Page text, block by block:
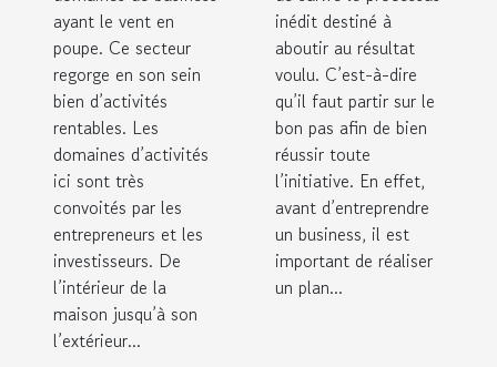
ayant le vent en
poupe. Ce secteur
regorge en son sein
bien d’activités
rentables. Les
domaines d’activités
ici sont très
convoités par les
entrepreneurs et les
investisseurs. De
l’intérieur de la
maison jusqu’à son
l’extérieur...
inédit destiné à
aboutir au résultat
voulu. C’est-à-dire
qu’il faut partir sur le
bon pas afin de bien
réussir toute
l’initiative. En effet,
avant d’entreprendre
un business, il est
important de réaliser
un plan...